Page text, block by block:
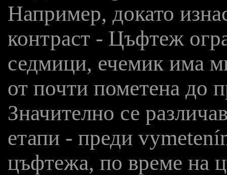
Например, докато
контраст - Цъфтеж
седмици, ечемик има
от почти пометена до
Значително се
етапи - преди
цъфтежа, по време на